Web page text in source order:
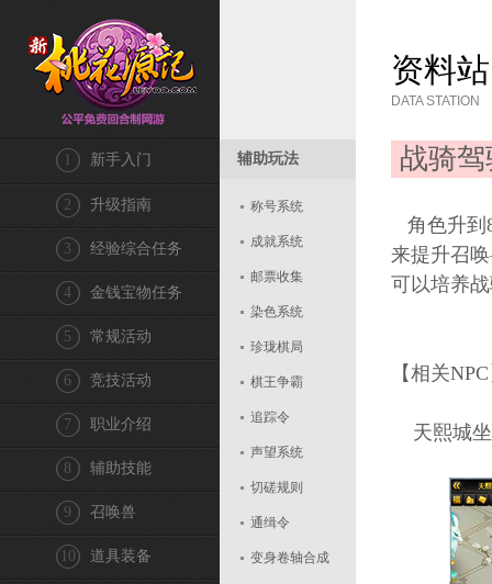
新手入门
1
升级指南
2
经验综合任务
3
金钱宝物任务
4
常规活动
5
竞技活动
6
职业介绍
7
辅助技能
8
召唤兽
9
道具装备
10
辅助玩法
称号系统
成就系统
邮票收集
染色系统
珍珑棋局
棋王争霸
追踪令
声望系统
切磋规则
通缉令
变身卷轴合成
资料站
DATA STATION
战骑驾
角色升到
来提升召
可以培养
【相关
天熙城坐